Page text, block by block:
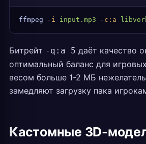
ffmpeg -i input.mp3 -c:a
Битрейт -q:a 5 даёт качество
оптимальный баланс для
весом больше 1-2 МБ
замедляют загрузку пака
Кастомные 3D-